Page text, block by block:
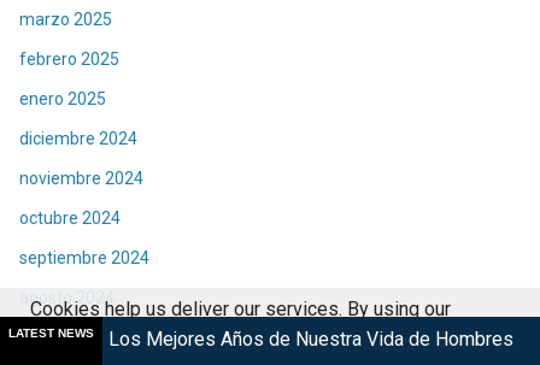
marzo 2025
febrero 2025
enero 2025
diciembre 2024
noviembre 2024
octubre 2024
septiembre 2024
agosto 2024
julio 2024
LATEST NEWSAños de Nuestra Vida de Hombres G en cines
Cookies help us deliver our services. By using our
services, you agree to our use of cookies.
Got it